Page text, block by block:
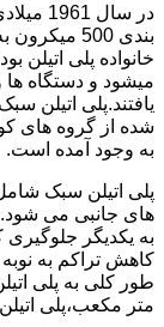
در سال
بندی 500
خانواده پلی اتیلن
میشود و دستگاه
یافتند.پلی اتیلن
شده از گروه های
به وجود آمده است.
پلی اتیلن سبک
های جانبی می
به یکدیگر جلوگیری
کاهش تراکم به
متر مکعب،پلی